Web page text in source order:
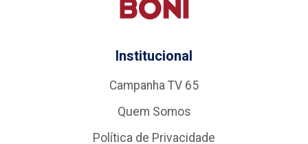
Institucional
Campanha TV 65
Quem Somos
Política de Privacidade